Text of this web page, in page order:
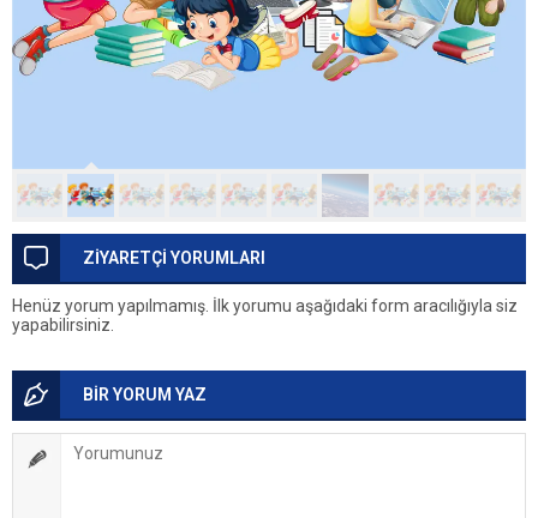
ZİYARETÇİ YORUMLARI
Henüz yorum yapılmamış. İlk yorumu aşağıdaki form aracılığıyla siz
yapabilirsiniz.
BİR YORUM YAZ